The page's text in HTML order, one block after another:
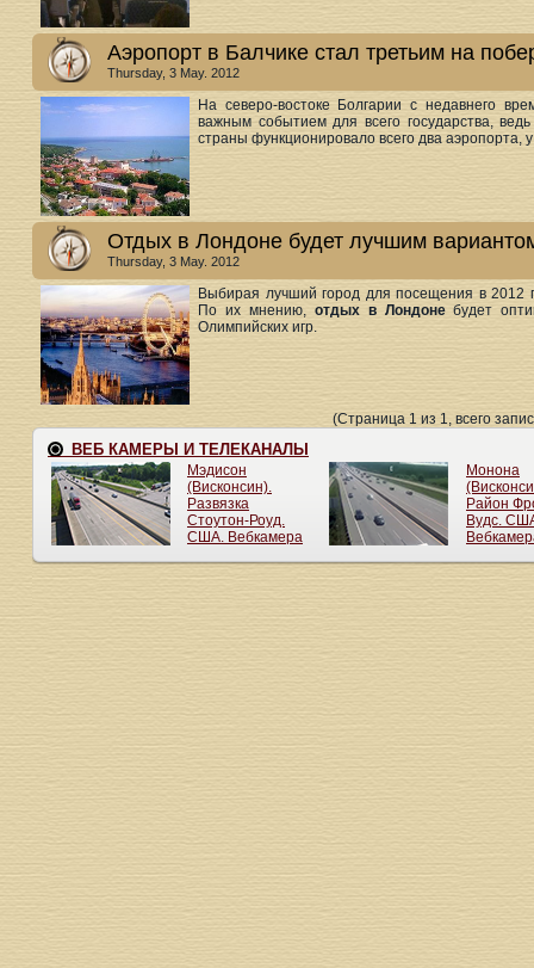
Аэропорт в Балчике стал третьим на
Thursday, 3 May. 2012
На северо-востоке Болгарии с недавнего
важным событием для всего государства,
страны функционировало всего два
Отдых в Лондоне будет лучшим
Thursday, 3 May. 2012
Выбирая лучший город для посещения в 2012
По их мнению, отдых в Лондонебудет
Олимпийских игр.
(Страница 1 из 1, всего